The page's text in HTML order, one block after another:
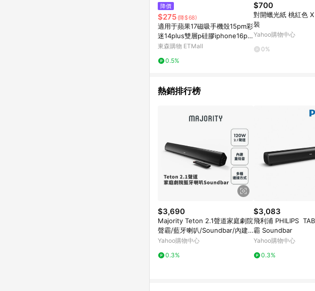
降價
$275 (降$68)
適用于蘋果17磁吸手機殼15pm彩
迷14plus雙層p硅膠iphone16pr
omax軍旅保護套戰術防摔高級耐
東森購物 ETMall
0.5%
$700
對開蠟光紙 桃紅色
裝
Yahoo購物中心
0%
熱銷排行榜
$3,690
Majority Teton 2.1聲道家庭劇院
聲霸/藍牙喇叭/Soundbar/內建
重低音/3D立體聲
Yahoo購物中心
0.3%
$3,083
飛利浦 PHILIPS
霸 Soundbar
Yahoo購物中心
0.3%